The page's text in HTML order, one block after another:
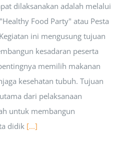
dilaksanakan adalah melalui
Food Party" atau Pesta
ini mengusung tujuan
kesadaran peserta
memilih makanan
kesehatan tubuh. Tujuan
dari pelaksanaan
untuk membangun
didik [...]